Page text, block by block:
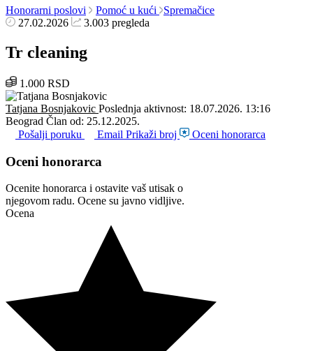
Honorarni poslovi
Pomoć u kući
Spremačice
27.02.2026
3.003 pregleda
Tr cleaning
1.000 RSD
Tatjana Bosnjakovic Poslednja aktivnost: 18.07.2026. 13:16
Beograd Član od: 25.12.2025.
Pošalji poruku
Email Prikaži broj Oceni honorarca
Oceni honorarca
Ocenite honorarca i ostavite vaš utisak o
njegovom radu. Ocene su javno vidljive.
Ocena